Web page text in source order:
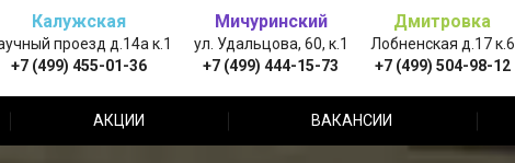
Калужская
проезд д.14а к.1
+7 (499) 455-01-36
Мичуринский
ул. Удальцова, 60, к.1
+7 (499) 444-15-73
Дмитровка
Лобненская д.17 к.6
+7 (499) 504-98-12
АКЦИИ ВАКАНСИИ